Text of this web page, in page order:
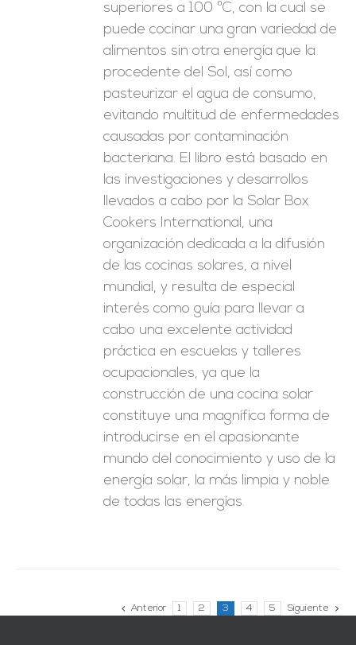
superiores a 100 ºC, con la cual se
puede cocinar una gran variedad de
alimentos sin otra energía que la
procedente del Sol, así como
pasteurizar el agua de consumo,
evitando multitud de enfermedades
causadas por contaminación
bacteriana. El libro está basado en
las investigaciones y desarrollos
llevados a cabo por la Solar Box
Cookers International, una
organización dedicada a la difusión
de las cocinas solares, a nivel
mundial, y resulta de especial
interés como guía para llevar a
cabo una excelente actividad
práctica en escuelas y talleres
ocupacionales, ya que la
construcción de una cocina solar
constituye una magnífica forma de
introducirse en el apasionante
mundo del conocimiento y uso de la
energía solar, la más limpia y noble
de todas las energías.
Anterior 1 2 3 4 5 Siguiente